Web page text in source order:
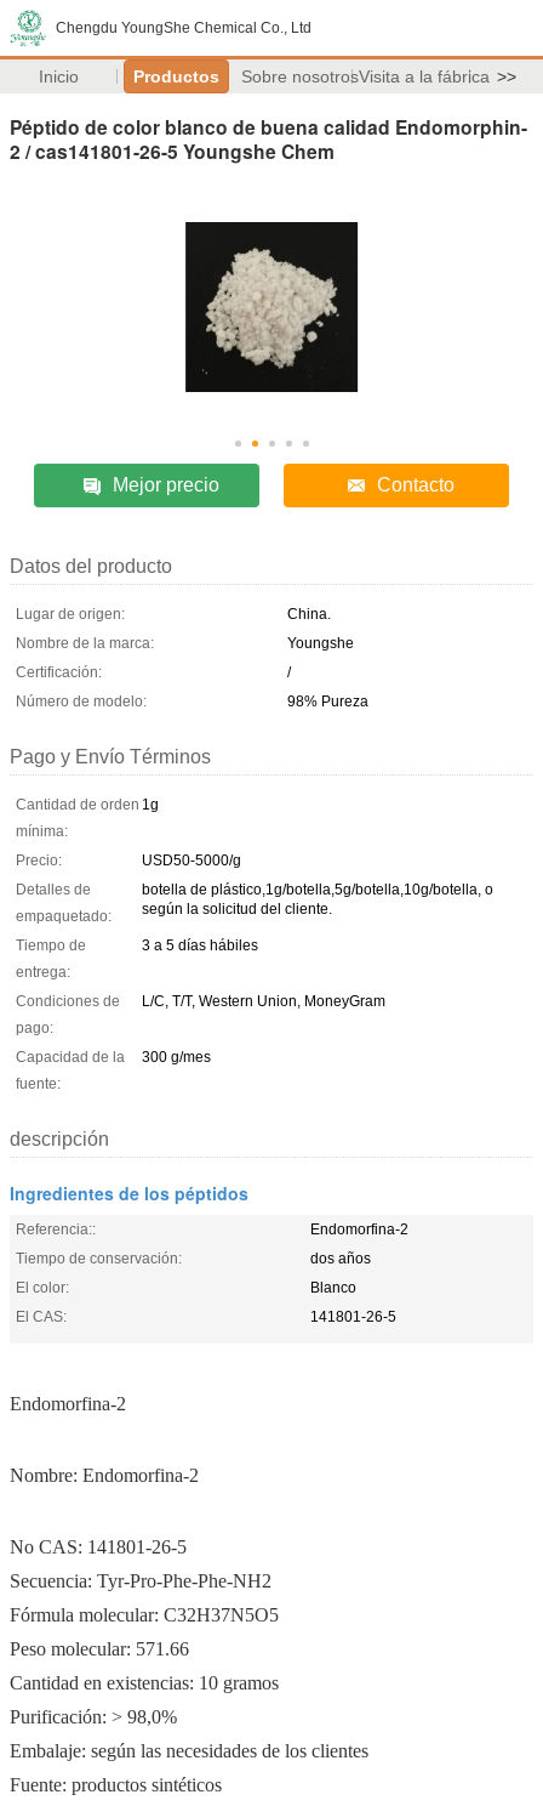
Chengdu YoungShe Chemical Co., Ltd
Inicio Productos Sobre nosotrosVisita a la fábrica >>
Péptido de color blanco de buena calidad Endomorphin-
2 / cas141801-26-5 Youngshe Chem
Mejor precio Contacto
Datos del producto
Lugar de origen:
China.
Nombre de la marca:
Youngshe
Certificación:
/
Número de modelo:
98% Pureza
Pago y Envío Términos
Cantidad de orden
mínima:
1g
Precio:
USD50-5000/g
Detalles de
empaquetado:
botella de plástico,1g/botella,5g/botella,10g/botella, o
según la solicitud del cliente.
Tiempo de
entrega:
3 a 5 días hábiles
Condiciones de
pago:
L/C, T/T, Western Union, MoneyGram
Capacidad de la
fuente:
300 g/mes
descripción
Ingredientes de los péptidos
Referencia::
Endomorfina-2
Tiempo de conservación:
dos años
El color:
Blanco
El CAS:
141801-26-5
Endomorfina-2
Nombre: Endomorfina-2
No CAS: 141801-26-5
Secuencia: Tyr-Pro-Phe-Phe-NH2
Fórmula molecular: C32H37N5O5
Peso molecular: 571.66
Cantidad en existencias: 10 gramos
Purificación: > 98,0%
Embalaje: según las necesidades de los clientes
Fuente: productos sintéticos